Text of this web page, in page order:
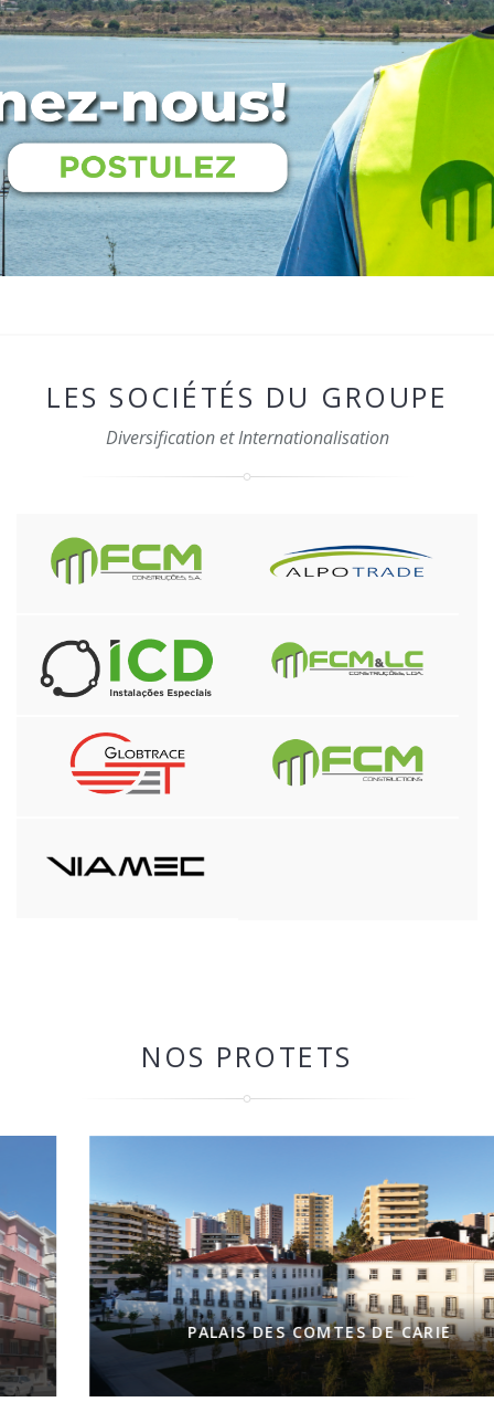
LES SOCIÉTÉS DU GROUPE
Diversification et Internationalisation
NOS PROTETS
PALAIS DES COMTES DE CARIE